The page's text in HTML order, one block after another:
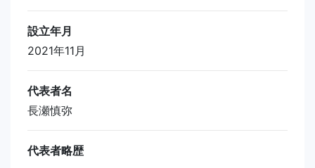
設立年月
2021年11月
代表者名
長瀬慎弥
代表者略歴